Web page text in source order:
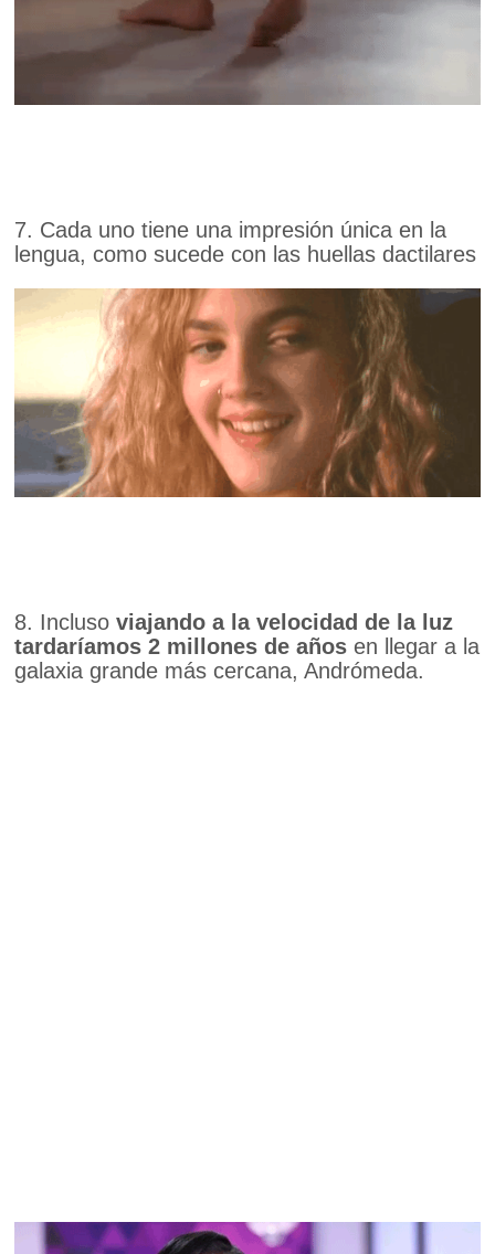
7. Cada uno tiene una impresión única en la
lengua, como sucede con las huellas dactilares
8. Inclusoviajando a la velocidad de la luz
tardaríamos 2 millones de años en llegar a la
galaxia grande más cercana, Andrómeda.